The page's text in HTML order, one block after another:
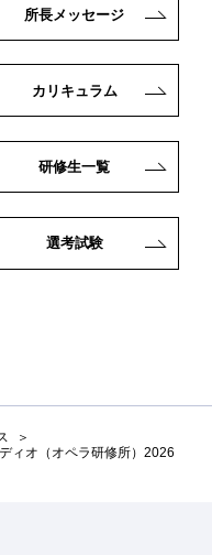
所長メッセージ
カリキュラム
研修生一覧
選考試験
ィオ（オペラ研修所）2026